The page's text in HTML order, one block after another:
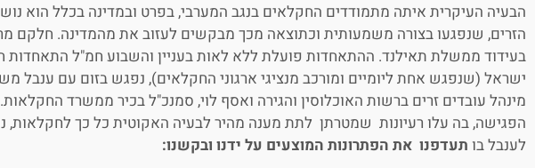
הבעיה העיקרית איתה מתמודדים החקלאים בנגב המערבי, בפרט ובמדינה בכלל הוא
הזרים, שנפגעו בצורה משמעותית וכתוצאה מכך מבקשים לעזוב את מהמדינה. חלקם
בעידוד ממשלת תאילנד. ההתאחדות פועלת ללא לאות בעניין והשבוע חמ"ל התאחדות
ישראל (שנפגש אחת ליומיים ומורכב מנציגי ארגוני החקלאים), נפגש בזום עם ענבל
מינהל עובדים זרים ברשות האוכלוסין והגירה ואסף לוי, סמנכ"ל בכיר ממשרד
הפגישה, בה עלו רעיונות שמטרתן לתת מענה מהיר לבעיה האקוטית כל כך
לענבל בו תעדפנו את הפתרונות המוצעים על ידנו ובקשנו: